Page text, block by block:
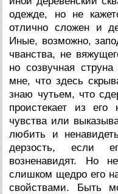
одежде, но не
отлично сложен и
Иные, возможно,
чванства, не
но созвучная
мне, что здесь
знаю чутьем, что
проистекает из его
чувства или
любить и
дерзость, если
возненавидят. Но
слишком щедро его
свойствами. Быть